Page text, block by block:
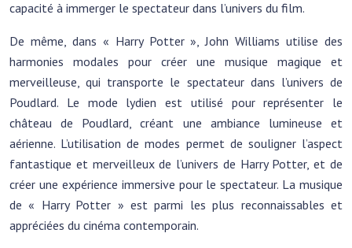
capacité à immerger le spectateur dans l’univers du film.
De même, dans « Harry Potter », John Williams utilise des
harmonies modales pour créer une musique magique et
merveilleuse, qui transporte le spectateur dans l’univers de
Poudlard. Le mode lydien est utilisé pour représenter le
château de Poudlard, créant une ambiance lumineuse et
aérienne. L’utilisation de modes permet de souligner l’aspect
fantastique et merveilleux de l’univers de Harry Potter, et de
créer une expérience immersive pour le spectateur. La musique
de « Harry Potter » est parmi les plus reconnaissables et
appréciées du cinéma contemporain.